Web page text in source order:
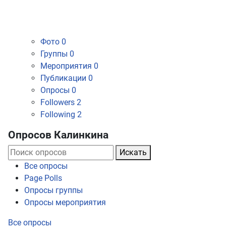
Фото 0
Группы 0
Мероприятия 0
Публикации 0
Опросы 0
Followers 2
Following 2
Опросов Калинкина
Искать
Все опросы
Page Polls
Опросы группы
Опросы мероприятия
Все опросы